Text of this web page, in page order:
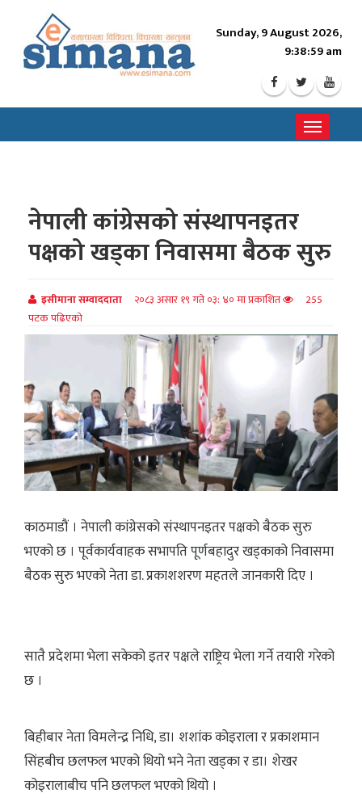
Sunday, 9 August 2026,
9:39:01 am
Toggle
नेपाली कांग्रेसको संस्थापनइतर
पक्षको खड्का निवासमा बैठक सुरु
इसीमाना सम्वाददाता २०८३ असार १९ गते ०३: ४० मा प्रकाशित
255
पटक पढिएको
काठमाडौं । नेपाली कांग्रेसको संस्थापनइतर पक्षको बैठक सुरु
भएको छ । पूर्वकार्यवाहक सभापति पूर्णबहादुर खड्काको निवासमा
बैठक सुरु भएको नेता डा. प्रकाशशरण महतले जानकारी दिए ।
सातै प्रदेशमा भेला सकेको इतर पक्षले राष्ट्रिय भेला गर्ने तयारी गरेको
छ ।
बिहीबार नेता विमलेन्द्र निधि, डा। शशांक कोइराला र प्रकाशमान
सिंहबीच छलफल भएको थियो भने नेता खड्का र डा। शेखर
कोइरालाबीच पनि छलफल भएको थियो ।